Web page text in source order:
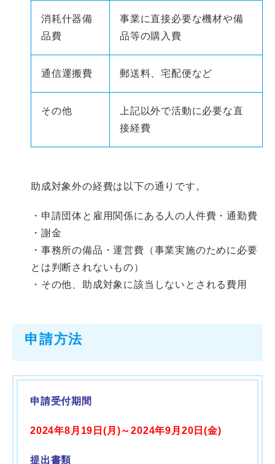
消耗什器備
品費
事業に直接必要な機材や備
品等の購入費
通信運搬費 郵送料、宅配便など
その他
上記以外で活動に必要な直
接経費
助成対象外の経費は以下の通りです。
・申請団体と雇用関係にある人の人件費・通勤費
・謝金
・事務所の備品・運営費（事業実施のために必要
とは判断されないもの）
・その他、助成対象に該当しないとされる費用
申請方法
申請受付期間
2024年8月19日(月)～2024年9月20日(金)
提出書類